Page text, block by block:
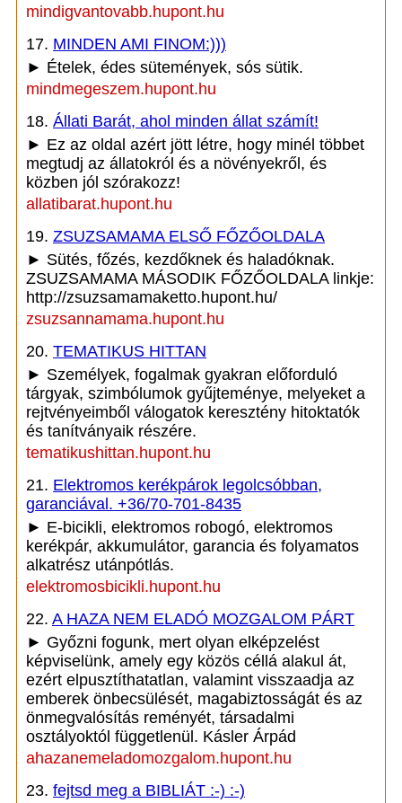
mindigvantovabb.hupont.hu
17. MINDEN AMI FINOM:)))
► Ételek, édes sütemények, sós sütik.
mindmegeszem.hupont.hu
18. Állati Barát, ahol minden állat számít!
► Ez az oldal azért jött létre, hogy minél többet
megtudj az állatokról és a növényekről, és
közben jól szórakozz!
allatibarat.hupont.hu
19. ZSUZSAMAMA ELSŐ FŐZŐOLDALA
► Sütés, főzés, kezdőknek és haladóknak.
ZSUZSAMAMA MÁSODIK FŐZŐOLDALA linkje:
http://zsuzsamamaketto.hupont.hu/
zsuzsannamama.hupont.hu
20. TEMATIKUS HITTAN
► Személyek, fogalmak gyakran előforduló
tárgyak, szimbólumok gyűjteménye, melyeket a
rejtvényeimből válogatok keresztény hitoktatók
és tanítványaik részére.
tematikushittan.hupont.hu
21. Elektromos kerékpárok legolcsóbban,
garanciával. +36/70-701-8435
► E-bicikli, elektromos robogó, elektromos
kerékpár, akkumulátor, garancia és folyamatos
alkatrész utánpótlás.
elektromosbicikli.hupont.hu
22. A HAZA NEM ELADÓ MOZGALOM PÁRT
► Győzni fogunk, mert olyan elképzelést
képviselünk, amely egy közös céllá alakul át,
ezért elpusztíthatatlan, valamint visszaadja az
emberek önbecsülését, magabiztosságát és az
önmegvalósítás reményét, társadalmi
osztályoktól függetlenül. Kásler Árpád
ahazanemeladomozgalom.hupont.hu
23. fejtsd meg a BIBLIÁT :-) :-)